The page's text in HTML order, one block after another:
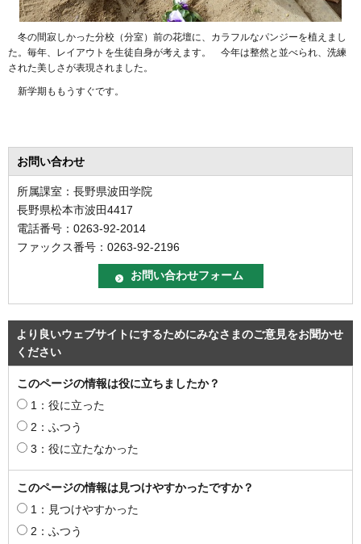
冬の間寂しかった分校（分室）前の花壇に、カラフルなパンジーを植えまし
た。毎年、レイアウトを生徒自身が考えます。 今年は整然と並べられ、洗練
された美しさが表現されました。
新学期ももうすぐです。
お問い合わせ
所属課室：長野県波田学院
長野県松本市波田4417
電話番号：0263-92-2014
ファックス番号：0263-92-2196
より良いウェブサイトにするためにみなさまのご意見をお聞かせ
ください
このページの情報は役に立ちましたか？
1：役に立った
2：ふつう
3：役に立たなかった
このページの情報は見つけやすかったですか？
1：見つけやすかった
2：ふつう